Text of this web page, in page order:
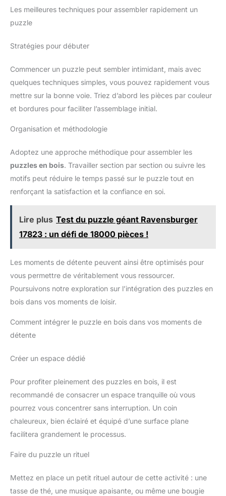
Les meilleures techniques pour assembler rapidement un
puzzle
Stratégies pour débuter
Commencer un puzzle peut sembler intimidant, mais avec
quelques techniques simples, vous pouvez rapidement vous
mettre sur la bonne voie. Triez d’abord les pièces par couleur
et bordures pour faciliter l’assemblage initial.
Organisation et méthodologie
Adoptez une approche méthodique pour assembler les
puzzles en bois. Travailler section par section ou suivre les
motifs peut réduire le temps passé sur le puzzle tout en
renforçant la satisfaction et la confiance en soi.
Lire plus Test du puzzle géant Ravensburger
17823 : un défi de 18000 pièces !
Les moments de détente peuvent ainsi être optimisés pour
vous permettre de véritablement vous ressourcer.
Poursuivons notre exploration sur l’intégration des puzzles en
bois dans vos moments de loisir.
Comment intégrer le puzzle en bois dans vos moments de
détente
Créer un espace dédié
Pour profiter pleinement des puzzles en bois, il est
recommandé de consacrer un espace tranquille où vous
pourrez vous concentrer sans interruption. Un coin
chaleureux, bien éclairé et équipé d’une surface plane
facilitera grandement le processus.
Faire du puzzle un rituel
Mettez en place un petit rituel autour de cette activité : une
tasse de thé, une musique apaisante, ou même une bougie